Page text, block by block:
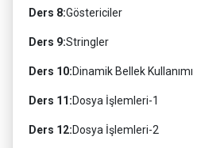
Ders 8:Göstericiler
Ders 9:Stringler
Ders 10:Dinamik Bellek Kullanımı
Ders 11:Dosya İşlemleri-1
Ders 12:Dosya İşlemleri-2